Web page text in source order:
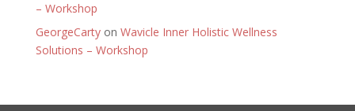
– Workshop
GeorgeCartyon Wavicle Inner Holistic Wellness
Solutions – Workshop